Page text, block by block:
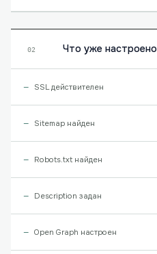
02 Что уже настроено
SSL действителен
Sitemap найден
Robots.txt найден
Description задан
Open Graph настроен